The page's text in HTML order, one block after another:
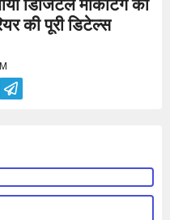
डिजिटल मार्केटिंग का
की पूरी डिटेल्स